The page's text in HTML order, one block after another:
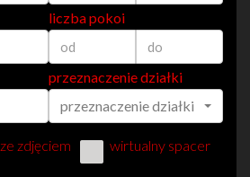
liczba pokoi
przeznaczenie działki
przeznaczenie działki
ze zdjęciem wirtualny spacer